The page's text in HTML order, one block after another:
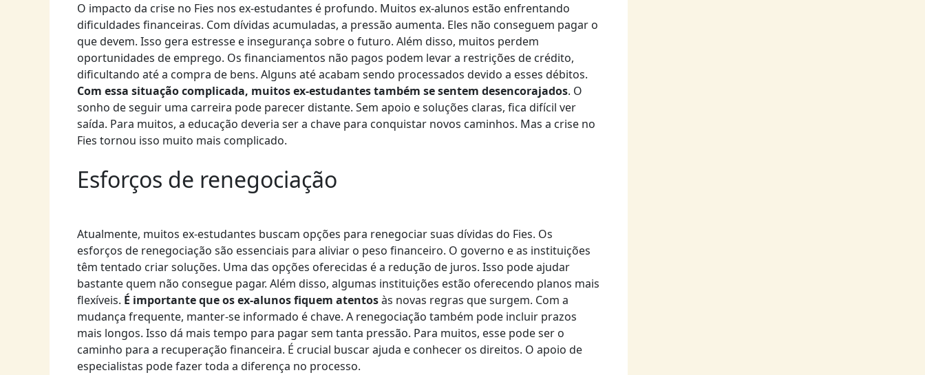
O impacto da crise no Fies nos ex-estudantes é profundo. Muitos ex-alunos estão enfrentando
dificuldades financeiras. Com dívidas acumuladas, a pressão aumenta. Eles não conseguem pagar o
que devem. Isso gera estresse e insegurança sobre o futuro. Além disso, muitos perdem
oportunidades de emprego. Os financiamentos não pagos podem levar a restrições de crédito,
dificultando até a compra de bens. Alguns até acabam sendo processados devido a esses débitos.
Com essa situação complicada, muitos ex-estudantes também se sentem desencorajados. O
sonho de seguir uma carreira pode parecer distante. Sem apoio e soluções claras, fica difícil ver
saída. Para muitos, a educação deveria ser a chave para conquistar novos caminhos. Mas a crise no
Fies tornou isso muito mais complicado.
Esforços de renegociação
Atualmente, muitos ex-estudantes buscam opções para renegociar suas dívidas do Fies. Os
esforços de renegociação são essenciais para aliviar o peso financeiro. O governo e as instituições
têm tentado criar soluções. Uma das opções oferecidas é a redução de juros. Isso pode ajudar
bastante quem não consegue pagar. Além disso, algumas instituições estão oferecendo planos mais
flexíveis. É importante que os ex-alunos fiquem atentosàs novas regras que surgem. Com a
mudança frequente, manter-se informado é chave. A renegociação também pode incluir prazos
mais longos. Isso dá mais tempo para pagar sem tanta pressão. Para muitos, esse pode ser o
caminho para a recuperação financeira. É crucial buscar ajuda e conhecer os direitos. O apoio de
especialistas pode fazer toda a diferença no processo.